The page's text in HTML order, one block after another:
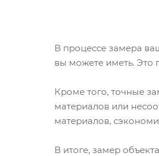
В процессе замера
вы можете иметь. Это
Кроме того, точные
материалов или
материалов,
В итоге, замер